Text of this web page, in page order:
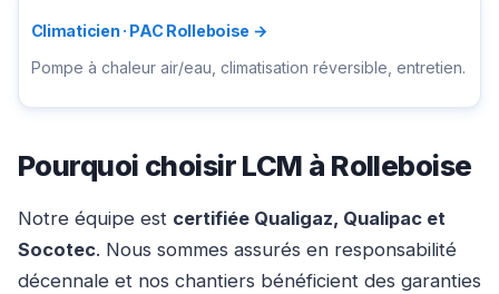
Climaticien · PAC Rolleboise →
Pompe à chaleur air/eau, climatisation réversible, entretien.
Pourquoi choisir LCM à Rolleboise
Notre équipe est certifiée Qualigaz, Qualipac et
Socotec. Nous sommes assurés en responsabilité
décennale et nos chantiers bénéficient des garanties